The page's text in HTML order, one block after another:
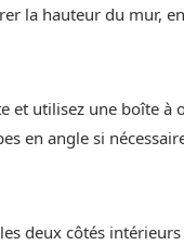
la hauteur du mur,
et utilisez une boîte à
en angle si
deux côtés